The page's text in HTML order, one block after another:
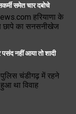
समेत चार दबोचे
हरियाणा के
छापे का सनसनीखेज
नहीं आया तो शादी
चंडीगढ़ में रहने
था विवाह